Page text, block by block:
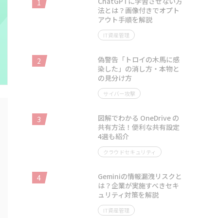
1
法とは？画像付きでオプト
アウト手順を解説
IT資産管理
2
偽警告「トロイの木馬に感
染した」の消し方・本物と
の見分け方
サイバー攻撃
3
図解でわかる OneDrive の
共有方法！便利な共有設定
4選も紹介
クラウドセキュリティ
4
Geminiの情報漏洩リスクと
は？企業が実施すべきセキ
ュリティ対策を解説
IT資産管理